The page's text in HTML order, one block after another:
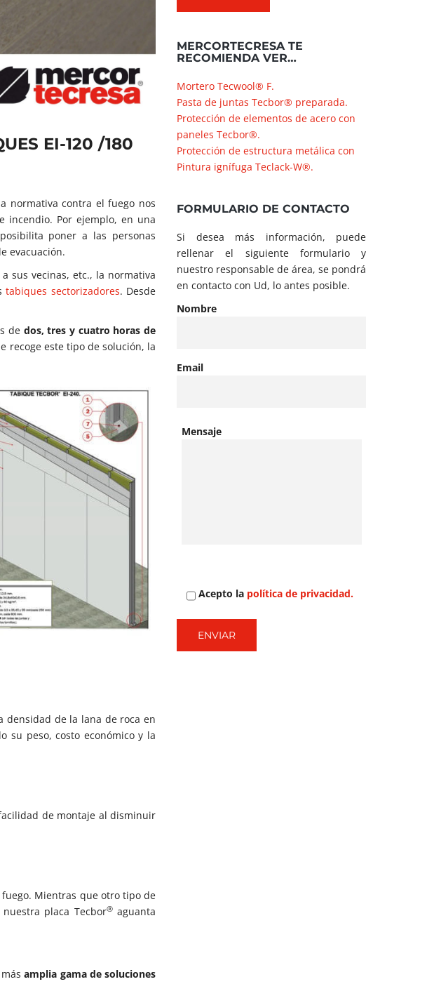
EI-120 /180
normativa contra el fuego nos
incendio. Por ejemplo, en una
poner a las personas
evacuación.
sus vecinas, etc., la normativa
tabiques sectorizadores. Desde
de dos, tres y cuatro horas de
recoge este tipo de solución, la
densidad de la lana de roca en
su peso, costo económico y la
de montaje al disminuir
Mientras que otro tipo de
placa Tecbor®aguanta
másamplia gama de soluciones
MERCORTECRESA TE
RECOMIENDA VER…
Mortero Tecwool® F.
Pasta de juntas Tecbor® preparada.
Protección de elementos de acero con
paneles Tecbor®.
Protección de estructura metálica con
Pintura ignífuga Teclack-W®.
FORMULARIO DE CONTACTO
Si desea más información, puede
rellenar el siguiente formulario y
nuestro responsable de área, se pondrá
en contacto con Ud, lo antes posible.
Nombre
Email
Mensaje
Acepto la política de privacidad.